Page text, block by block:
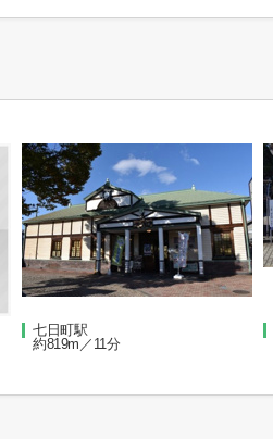
七日町駅
約819m／11分